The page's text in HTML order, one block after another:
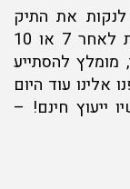
את התיק
הפלילי או למחוק את מרבית ההרשעות לאחר 7 או 10
מומלץ להסתייע
אלינו עוד היום
ייעוץ חינם! –